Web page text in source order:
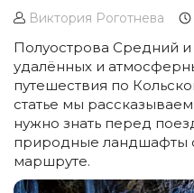
Виктория Роготнева
Полуострова Средний
удалённых и
путешествия по
статье мы
нужно знать перед
природные ландшафты
маршруте.